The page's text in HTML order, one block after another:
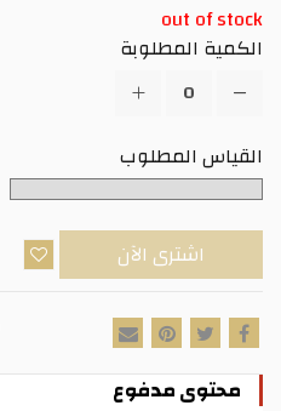
out of stock
الكمية المطلوبة
القياس المطلوب
اشترى الآن
محتوى مدفوع